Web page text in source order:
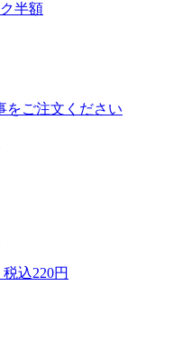
半額
をご注文ください
税込220円